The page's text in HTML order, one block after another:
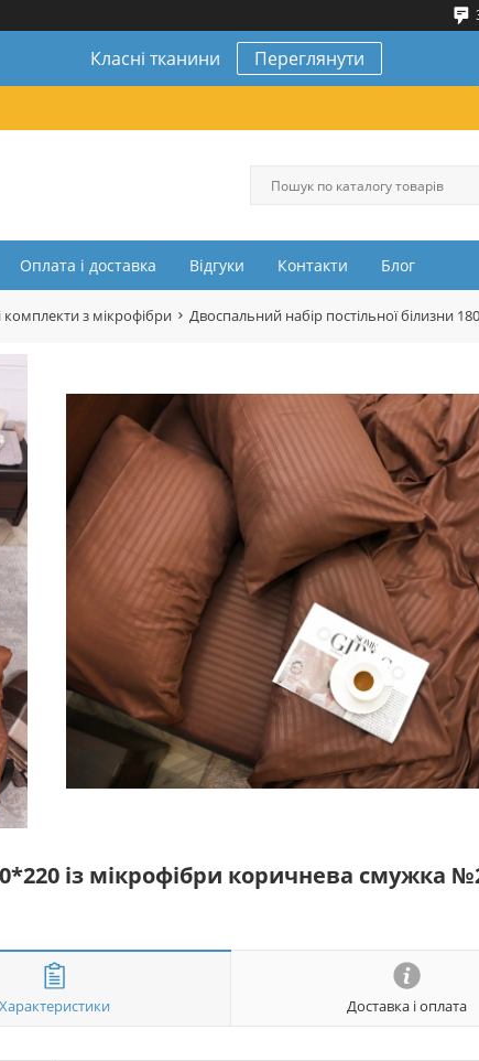
Класні тканини Переглянути
Оплата і доставка Відгуки Контакти Блог
комплекти з мікрофібри Двоспальний набір постільної білизни
із мікрофібри коричнева смужка
Характеристики Доставка і оплата